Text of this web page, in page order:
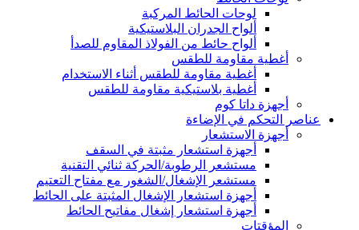
لوحات الحائط المركبة
ألواح الجدران البلاستيكية
ألواح حائط من الفولاذ المقاوم للصدأ
أغطية مقاومة للطقس
أغطية مقاومة للطقس أثناء الاستخدام
أغطية بلاستيكية مقاومة للطقس
أجهزة داتا كوم
عناصر التحكم في الإضاءة
أجهزة الاستشعار
أجهزة استشعار مثبتة في السقف
مستشعر الرطوبة/الحركة ثنائي التقنية
مستشعر الإشغال/الشغور مع مفتاح التعتيم
أجهزة استشعار الإشغال المثبتة على الحائط
أجهزة استشعار إشغال مفاتيح الحائط
المؤقتات